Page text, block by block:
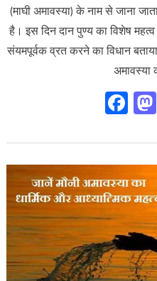
(माघी अमावस्या) के नाम से जाना
है। इस दिन दान पुण्य का विशेष
संयमपूर्वक व्रत करने का विधान